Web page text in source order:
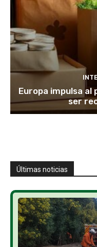
Europa impulsa al
ser
Últimas noticias